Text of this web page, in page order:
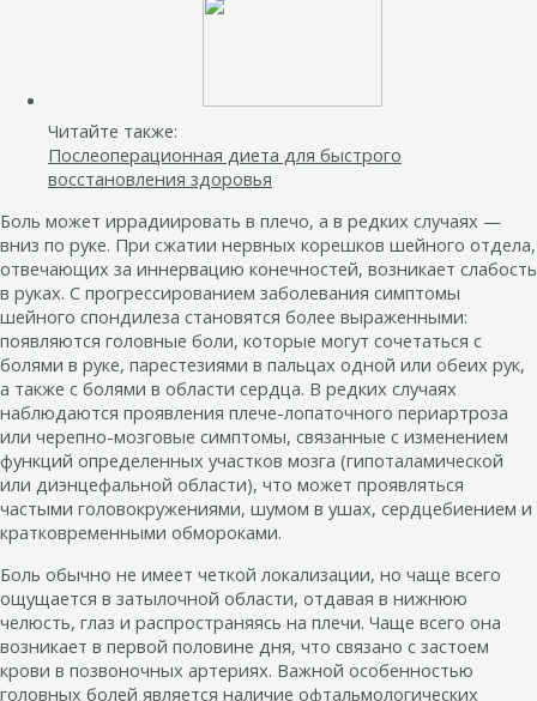
Читайте также:
Послеоперационная диета для быстрого
восстановления здоровья
Боль может иррадиировать в плечо, а в редких случаях —
вниз по руке. При сжатии нервных корешков шейного отдела,
отвечающих за иннервацию конечностей, возникает слабость
в руках. С прогрессированием заболевания симптомы
шейного спондилеза становятся более выраженными:
появляются головные боли, которые могут сочетаться с
болями в руке, парестезиями в пальцах одной или обеих рук,
а также с болями в области сердца. В редких случаях
наблюдаются проявления плече-лопаточного периартроза
или черепно-мозговые симптомы, связанные с изменением
функций определенных участков мозга (гипоталамической
или диэнцефальной области), что может проявляться
частыми головокружениями, шумом в ушах, сердцебиением и
кратковременными обмороками.
Боль обычно не имеет четкой локализации, но чаще всего
ощущается в затылочной области, отдавая в нижнюю
челюсть, глаз и распространяясь на плечи. Чаще всего она
возникает в первой половине дня, что связано с застоем
крови в позвоночных артериях. Важной особенностью
головных болей является наличие офтальмологических